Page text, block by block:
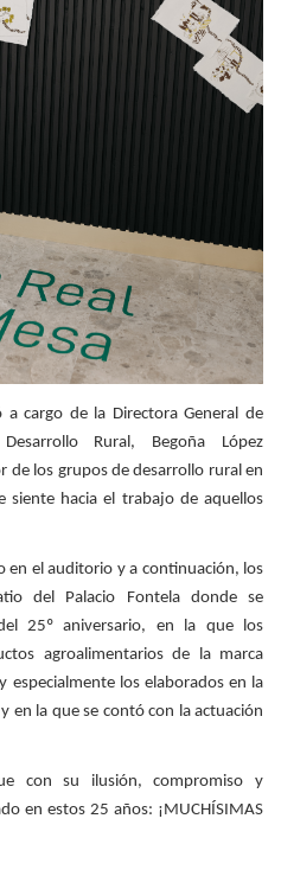
cargo de la Directora General de
Rural, Begoña López
de los grupos de desarrollo rural en
hacia el trabajo de aquellos
en el auditorio y a continuación, los
del Palacio Fontela donde se
25º aniversario, en la que los
agroalimentarios de la marca
especialmente los elaborados en la
en la que se contó con la actuación
con su ilusión, compromiso y
en estos 25 años: ¡MUCHÍSIMAS